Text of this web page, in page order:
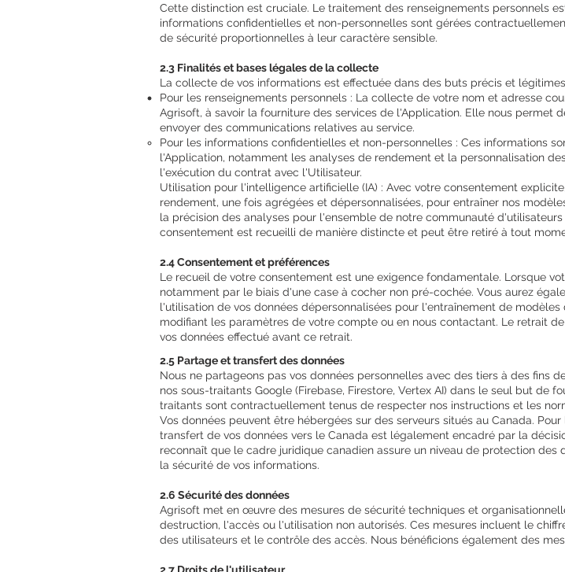
Cette distinction est cruciale. Le traitement des renseignements personnels
informations confidentielles et non-personnelles sont gérées
de sécurité proportionnelles à leur caractère sensible.
2.3 Finalités et bases légales de la collecte
La collecte de vos informations est effectuée dans des buts précis et
Pour les renseignements personnels : La collecte de votre nom et adresse
Agrisoft, à savoir la fourniture des services de l'Application. Elle nous permet
envoyer des communications relatives au service.
Pour les informations confidentielles et non-personnelles : Ces informations
l'Application, notamment les analyses de rendement et la personnalisation
l'exécution du contrat avec l'Utilisateur.
Utilisation pour l'intelligence artificielle (IA) : Avec votre consentement
rendement, une fois agrégées et dépersonnalisées, pour entraîner nos
la précision des analyses pour l'ensemble de notre communauté
consentement est recueilli de manière distincte et peut être retiré à tout
2.4 Consentement et préférences
Le recueil de votre consentement est une exigence fondamentale. Lorsque
notamment par le biais d'une case à cocher non pré-cochée. Vous aurez
l'utilisation de vos données dépersonnalisées pour l'entraînement de
modifiant les paramètres de votre compte ou en nous contactant. Le retrait
vos données effectué avant ce retrait.
2.5 Partage et transfert des données
Nous ne partageons pas vos données personnelles avec des tiers à des fins
nos sous-traitants Google (Firebase, Firestore, Vertex AI) dans le seul but de
traitants sont contractuellement tenus de respecter nos instructions et les
Vos données peuvent être hébergées sur des serveurs situés au Canada.
transfert de vos données vers le Canada est légalement encadré par la
reconnaît que le cadre juridique canadien assure un niveau de protection
la sécurité de vos informations.
2.6 Sécurité des données
Agrisoft met en œuvre des mesures de sécurité techniques et
destruction, l'accès ou l'utilisation non autorisés. Ces mesures incluent le
des utilisateurs et le contrôle des accès. Nous bénéficions également des